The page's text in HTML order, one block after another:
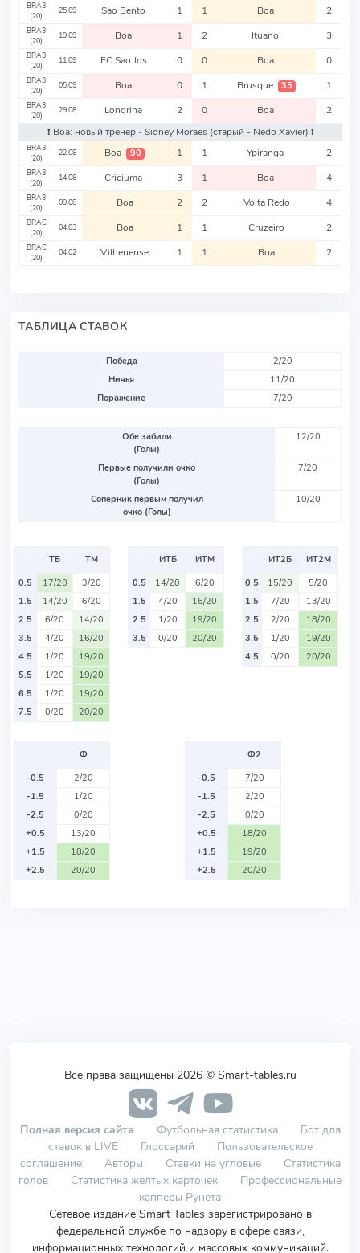
BRA3
(20)
25.09 Sao Bento 1 1 Boa 2
BRA3
(20)
19.09 Boa 1 2 Ituano 3
BRA3
(20)
11.09 EC Sao Jos 0 0 Boa 0
BRA3
(20)
05.09 Boa 0 1 Brusque 35 1
BRA3
(20)
29.08 Londrina 2 0 Boa
2
❗️ Boa: новый тренер - Sidney Moraes (старый - Nedo Xavier) ❗️
BRA3
(20)
22.08 Boa 90 1 1 Ypiranga 2
BRA3
(20)
14.08 Criciuma 3 1 Boa 4
BRA3
(20)
09.08 Boa 2 2 Volta Redo 4
BRAC
(20)
04.03 Boa 1 1 Cruzeiro 2
BRAC
(20)
04.02 Vilhenense 1 1 Boa 2
ТАБЛИЦА СТАВОК
Победа
2/20
Ничья
11/20
Поражение
7/20
Обе забили
(Голы)
12/20
Первые получили очко
(Голы)
7/20
Соперник первым получил
очко (Голы)
10/20
ТБ
ТМ
0.5
17/20
3/20
1.5
14/20
6/20
2.5
6/20
14/20
3.5
4/20
16/20
4.5
1/20
19/20
5.5
1/20
19/20
6.5
1/20
19/20
7.5
0/20 20/20
ИТБ
ИТМ
0.5
14/20
6/20
1.5
4/20
16/20
2.5
1/20
19/20
3.5
0/20 20/20
ИТ2Б
ИТ2М
0.5
15/20
5/20
1.5
7/20
13/20
2.5
2/20
18/20
3.5
1/20
19/20
4.5
0/20 20/20
Ф
-0.5
2/20
-1.5
1/20
-2.5
0/20
+0.5
13/20
+1.5
18/20
+2.5
20/20
Ф2
-0.5
7/20
-1.5
2/20
-2.5
0/20
+0.5
18/20
+1.5
19/20
+2.5
20/20
Все права защищены 2026 © Smart-tables.ru
Полная версия сайта Футбольная статистика
Бот для
ставок в LIVE
Глоссарий
Пользовательское
соглашение
Авторы Ставки на угловые
Статистика
голов
Статистика желтых карточек
Профессиональные
капперы Рунета
Сетевое издание Smart Tables зарегистрировано в
федеральной службе по надзору в сфере связи,
информационных технологий и массовых коммуникаций.